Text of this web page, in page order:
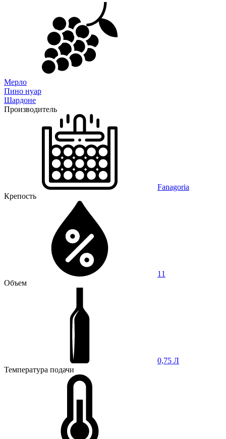
Мерло
Пино нуар
Шардоне
Производитель
Fanagoria
Крепость
11
Объем
0,75 Л
Температура подачи